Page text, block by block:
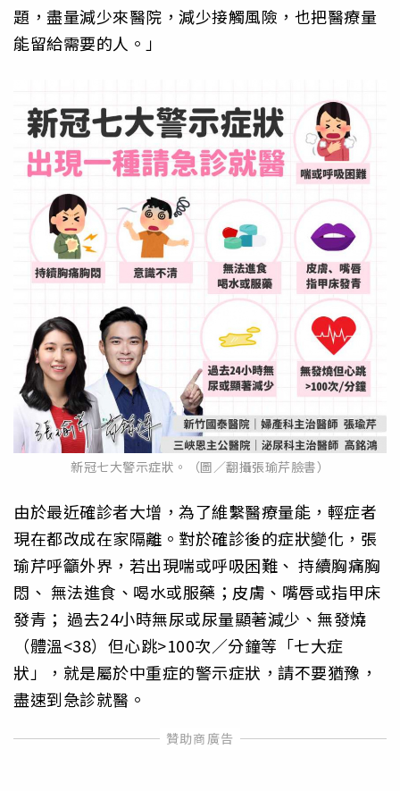
題，盡量減少來醫院，減少接觸風險，也把醫療量
能留給需要的人。」
新冠七大警示症狀。（圖／翻攝張瑜芹臉書）
由於最近確診者大增，為了維繫醫療量能，輕症者
現在都改成在家隔離。對於確診後的症狀變化，張
瑜芹呼籲外界，若出現喘或呼吸困難、 持續胸痛胸
悶、 無法進食、喝水或服藥；皮膚、嘴唇或指甲床
發青； 過去24小時無尿或尿量顯著減少、無發燒
（體溫<38）但心跳>100次／分鐘等「七大症
狀」，就是屬於中重症的警示症狀，請不要猶豫，
盡速到急診就醫。